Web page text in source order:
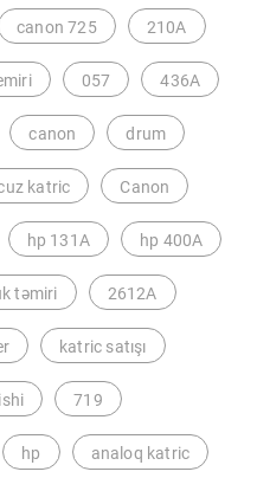
canon 725 210A
057 436A
canon drum
katric Canon
hp 131A hp 400A
təmiri 2612A
katric satışı
719
hp analoq katric